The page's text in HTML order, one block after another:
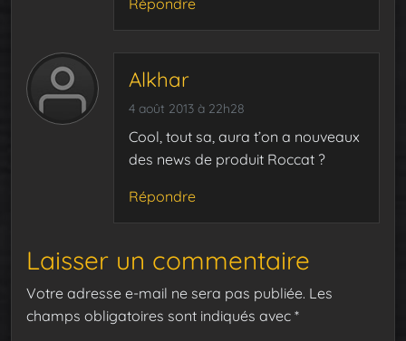
Alkhar
4 août 2013 à 22h28
Cool, tout sa, aura t’on a nouveaux
des news de produit Roccat ?
Répondre
Laisser un commentaire
Votre adresse e-mail ne sera pas publiée. Les
champs obligatoires sont indiqués avec *